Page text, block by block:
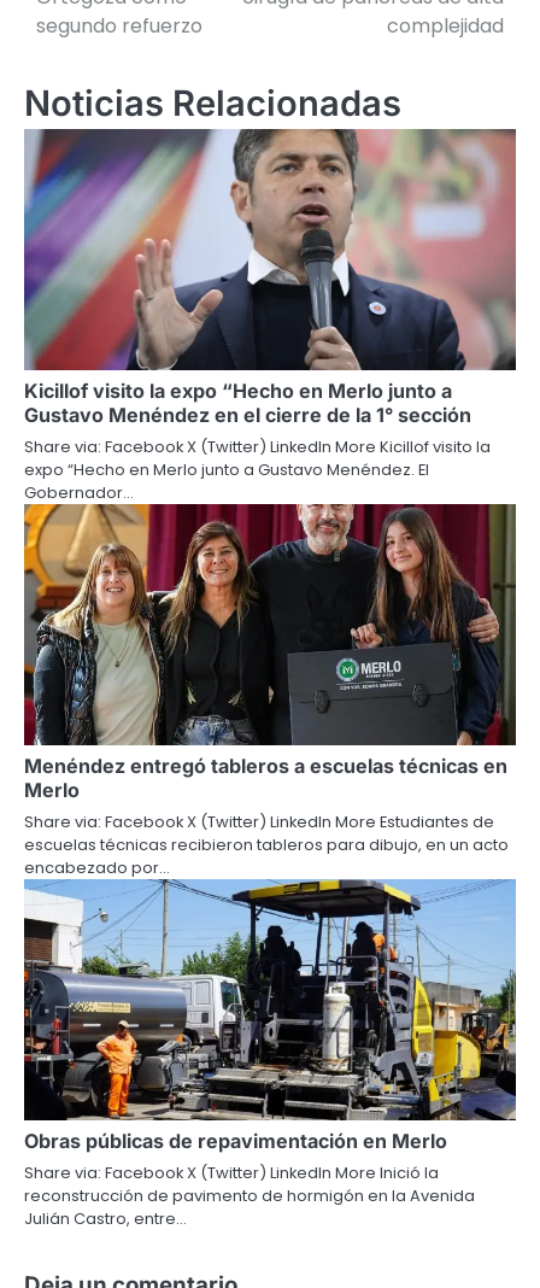
entradas
segundo refuerzo
complejidad
Noticias Relacionadas
Kicillof visito la expo “Hecho en Merlo junto a
Gustavo Menéndez en el cierre de la 1° sección
Share via: Facebook X (Twitter) LinkedIn More Kicillof visito la
expo “Hecho en Merlo junto a Gustavo Menéndez. El
Gobernador…
Menéndez entregó tableros a escuelas técnicas en
Merlo
Share via: Facebook X (Twitter) LinkedIn More Estudiantes de
escuelas técnicas recibieron tableros para dibujo, en un acto
encabezado por…
Obras públicas de repavimentación en Merlo
Share via: Facebook X (Twitter) LinkedIn More Inició la
reconstrucción de pavimento de hormigón en la Avenida
Julián Castro, entre…